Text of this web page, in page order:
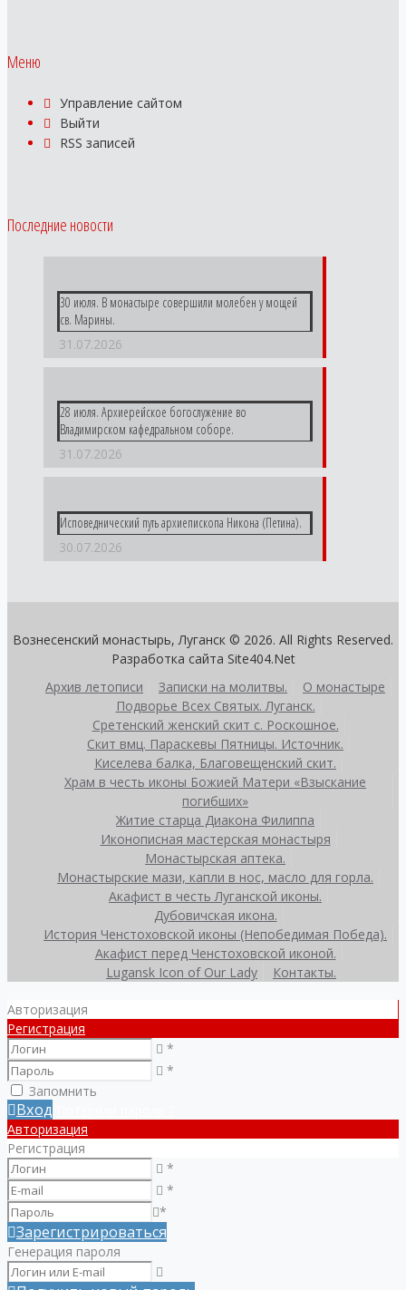
Меню
Управление сайтом
Выйти
RSS записей
Последние новости
30 июля. В монастыре совершили молебен у мощей
св. Марины.
31.07.2026
28 июля. Архиерейское богослужение во
Владимирском кафедральном соборе.
31.07.2026
Исповеднический путь архиепископа Никона (Петина).
30.07.2026
Вознесенский монастырь, Луганск © 2026. All Rights Reserved.
Разработка сайта Site404.Net
Архив летописи
Записки на молитвы.
О монастыре
Подворье Всех Святых. Луганск.
Сретенский женский скит с. Роскошное.
Скит вмц. Параскевы Пятницы. Источник.
Киселева балка, Благовещенский скит.
Храм в честь иконы Божией Матери «Взыскание
погибших»
Житие старца Диакона Филиппа
Иконописная мастерская монастыря
Монастырская аптека.
Монастырские мази, капли в нос, масло для горла.
Акафист в честь Луганской иконы.
Дубовичская икона.
История Ченстоховской иконы (Непобедимая Победа).
Акафист перед Ченстоховской иконой.
Lugansk Icon of Our Lady
Контакты.
Авторизация
Регистрация
*
*
Запомнить
Вход
Авторизация
Регистрация
*
*
*
Зарегистрироваться
Генерация пароля